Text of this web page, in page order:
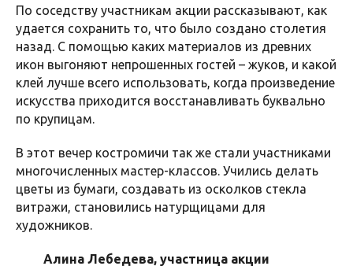
По соседству участникам акции рассказывают, как
удается сохранить то, что было создано столетия
назад. С помощью каких материалов из древних
икон выгоняют непрошенных гостей – жуков, и какой
клей лучше всего использовать, когда произведение
искусства приходится восстанавливать буквально
по крупицам.
В этот вечер костромичи так же стали участниками
многочисленных мастер-классов. Учились делать
цветы из бумаги, создавать из осколков стекла
витражи, становились натурщицами для
художников.
Алина Лебедева, участница акции